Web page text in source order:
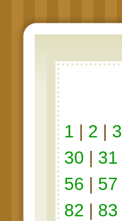
1 | 2 | 3
30 | 31
56 | 57
82 | 83